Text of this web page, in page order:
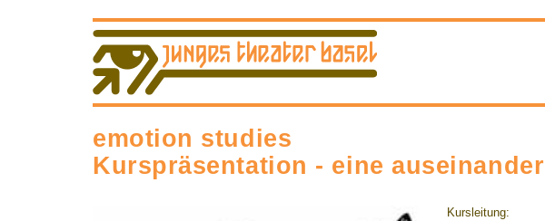
emotion studies
Kurspräsentation - eine
Kursleitung: